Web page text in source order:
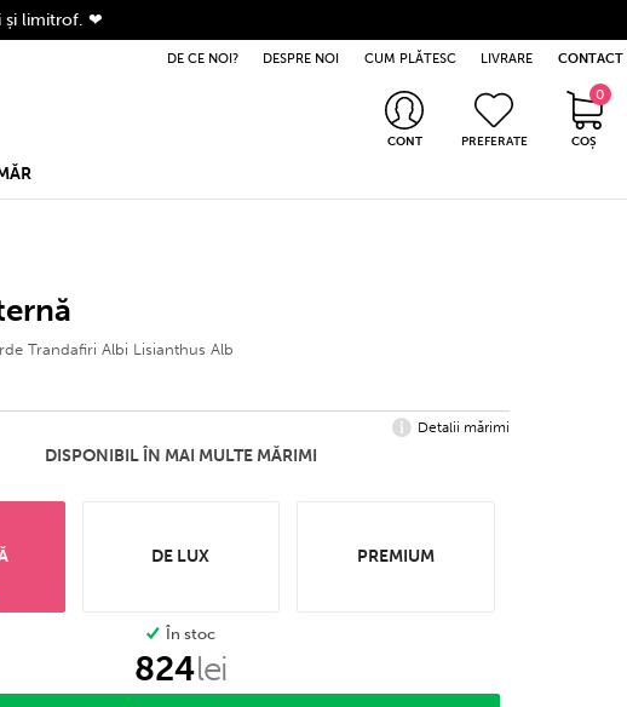
DE CE NOI? DESPRE NOI CUM PLĂTESC LIVRARE CONTACT
CONT
Nu ai cont? Apasă aici
PREFERATE
0
COȘ
0 produse
și limitrof. ❤
Trandafiri Albi Lisianthus Alb
Detalii mărimi
DISPONIBIL ÎN MAI MULTE MĂRIMI
DE LUX PREMIUM
În stoc
824lei